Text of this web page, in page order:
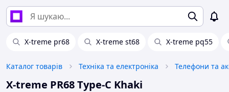
X-treme pr68 X-treme st68 X-treme pq55
Каталог товарів Техніка та електроніка Телефони та
X-treme PR68 Type-C Khaki